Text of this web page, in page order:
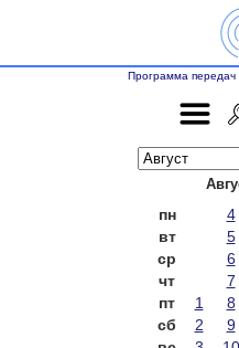
Программа передач
пн 4
вт
5
ср
6
чт
7
пт
1 8
сб
2 9